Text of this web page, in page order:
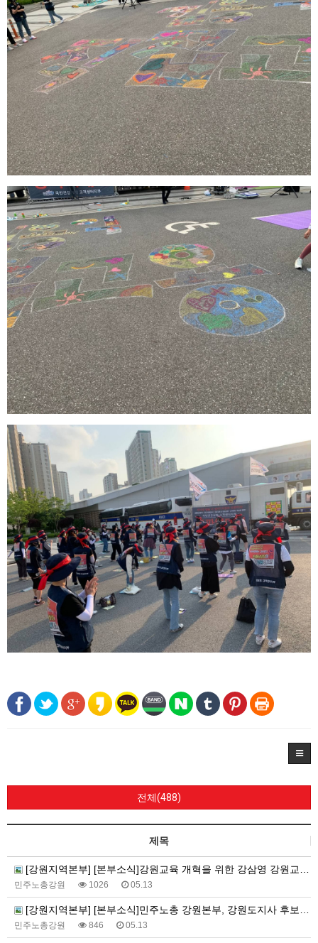
전체(488)
제목
[강원지역본부] [본부소식]강원교육 개혁을 위한 강삼영 강원교육감 후보-민주노총 강원지역본부 정책협약식
민주노총강원 1026 05.13
[강원지역본부] [본부소식]민주노총 강원본부, 강원도지사 후보들에 ‘5대 영역 25개 노동과제’ 제안
민주노총강원 846 05.13